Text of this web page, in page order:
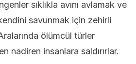
sıklıkla avını avlamak ve
savunmak için zehirli
Aralarında ölümcül türler
nadiren insanlara saldırırlar.